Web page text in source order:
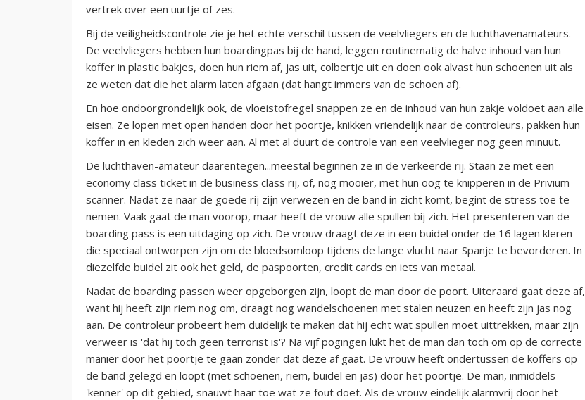
vertrek over een uurtje of zes.
Bij de veiligheidscontrole zie je het echte verschil tussen de veelvliegers en de luchthavenamateurs.
De veelvliegers hebben hun boardingpas bij de hand, leggen routinematig de halve inhoud van hun
koffer in plastic bakjes, doen hun riem af, jas uit, colbertje uit en doen ook alvast hun schoenen uit als
ze weten dat die het alarm laten afgaan (dat hangt immers van de schoen af).
En hoe ondoorgrondelijk ook, de vloeistofregel snappen ze en de inhoud van hun zakje voldoet aan alle
eisen. Ze lopen met open handen door het poortje, knikken vriendelijk naar de controleurs, pakken hun
koffer in en kleden zich weer aan. Al met al duurt de controle van een veelvlieger nog geen minuut.
De luchthaven-amateur daarentegen...meestal beginnen ze in de verkeerde rij. Staan ze met een
economy class ticket in de business class rij, of, nog mooier, met hun oog te knipperen in de Privium
scanner. Nadat ze naar de goede rij zijn verwezen en de band in zicht komt, begint de stress toe te
nemen. Vaak gaat de man voorop, maar heeft de vrouw alle spullen bij zich. Het presenteren van de
boarding pass is een uitdaging op zich. De vrouw draagt deze in een buidel onder de 16 lagen kleren
die speciaal ontworpen zijn om de bloedsomloop tijdens de lange vlucht naar Spanje te bevorderen. In
diezelfde buidel zit ook het geld, de paspoorten, credit cards en iets van metaal.
Nadat de boarding passen weer opgeborgen zijn, loopt de man door de poort. Uiteraard gaat deze af,
want hij heeft zijn riem nog om, draagt nog wandelschoenen met stalen neuzen en heeft zijn jas nog
aan. De controleur probeert hem duidelijk te maken dat hij echt wat spullen moet uittrekken, maar zijn
verweer is 'dat hij toch geen terrorist is'? Na vijf pogingen lukt het de man dan toch om op de correcte
manier door het poortje te gaan zonder dat deze af gaat. De vrouw heeft ondertussen de koffers op
de band gelegd en loopt (met schoenen, riem, buidel en jas) door het poortje. De man, inmiddels
'kenner' op dit gebied, snauwt haar toe wat ze fout doet. Als de vrouw eindelijk alarmvrij door het